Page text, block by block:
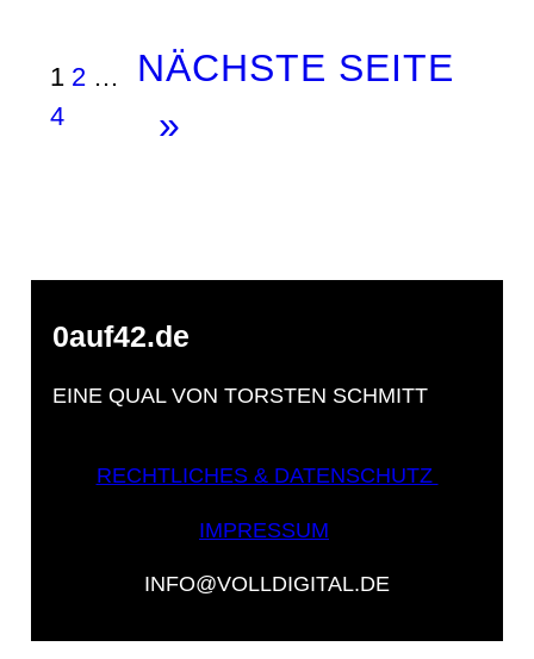
1 2 …
4
NÄCHSTE SEITE
»
0auf42.de
EINE QUAL VON TORSTEN SCHMITT
RECHTLICHES & DATENSCHUTZ
IMPRESSUM
INFO@VOLLDIGITAL.DE